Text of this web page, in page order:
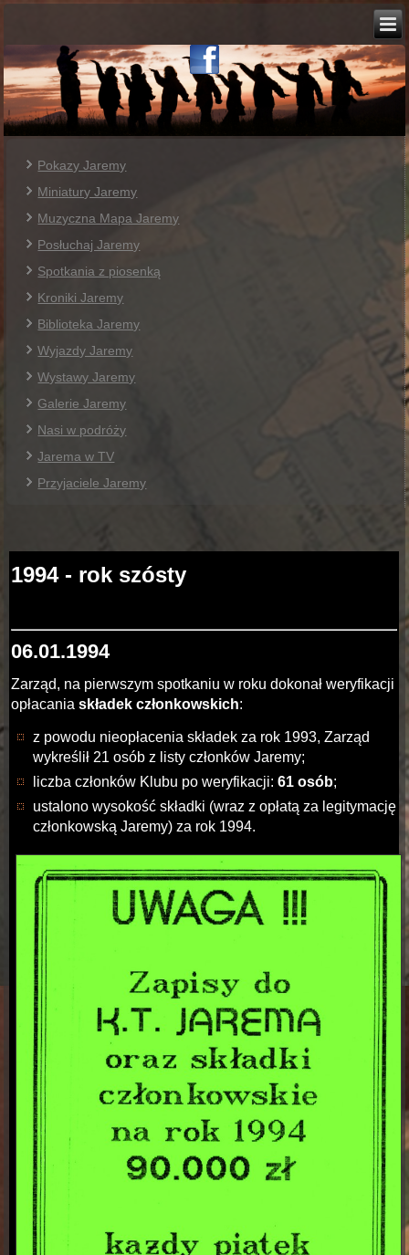
Pokazy Jaremy
Miniatury Jaremy
Muzyczna Mapa Jaremy
Posłuchaj Jaremy
Spotkania z piosenką
Kroniki Jaremy
Biblioteka Jaremy
Wyjazdy Jaremy
Wystawy Jaremy
Galerie Jaremy
Nasi w podróży
Jarema w TV
Przyjaciele Jaremy
1994 - rok szósty
06.01.1994
Zarząd, na pierwszym spotkaniu w roku dokonał weryfikacji
opłacania składek członkowskich:
z powodu nieopłacenia składek za rok 1993, Zarząd
wykreślił 21 osób z listy członków Jaremy;
liczba członków Klubu po weryfikacji:61 osób;
ustalono wysokość składki (wraz z opłatą za legitymację
członkowską Jaremy) za rok 1994.